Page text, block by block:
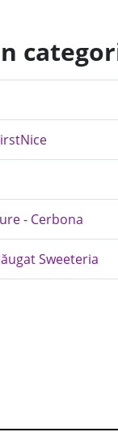
- Cerbona
Sweeteria